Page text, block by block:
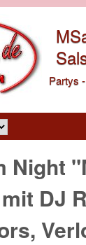
Partys
Night
DJ